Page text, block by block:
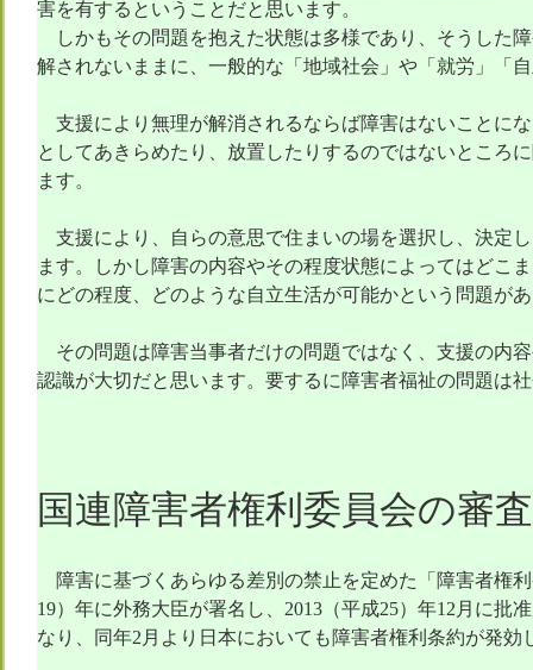
害を有するということだと思います。
しかもその問題を抱えた状態は多様であり、そうした
解されないままに、一般的な「地域社会」や「就労」「
支援により無理が解消されるならば障害はないことに
としてあきらめたり、放置したりするのではないところ
ます。
支援により、自らの意思で住まいの場を選択し、決定
ます。しかし障害の内容やその程度状態によってはどこ
にどの程度、どのような自立生活が可能かという問題が
その問題は障害当事者だけの問題ではなく、支援の内
認識が大切だと思います。要するに障害者福祉の問題は
国連障害者権利委員会の審
障害に基づくあらゆる差別の禁止を定めた「障害者権
19）年に外務大臣が署名し、2013（平成25）年12月に
なり、同年2月より日本においても障害者権利条約が発効